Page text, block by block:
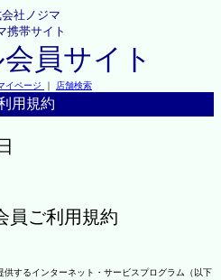
社ノジマ
携帯サイト
員サイト
イページ ｜ 店舗検索
用規約
員ご利用規約
するインターネット・サービスプログラム（以下